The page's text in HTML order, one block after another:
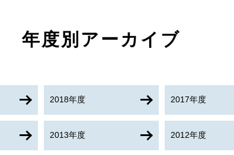
年度別アーカイブ
2018年度 2017年度
2013年度 2012年度